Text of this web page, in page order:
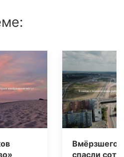
Вмёрзшего
спасли